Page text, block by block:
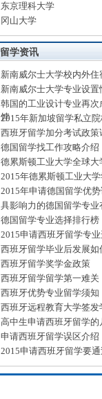
东京理科大学
冈山大学
留学资讯
新南威尔士大学校内外
新南威尔士大学专业设置
韩国的工业设计专业再
饽
2015年新加坡留学私立
西班牙留学加分考试政策
德国留学找工作攻略介绍
德累斯顿工业大学全球大
2015年德累斯顿工业大
2015年申请德国留学优
具影响力的德国留学专业
德国留学专业选择排行榜
2015申请西班牙留学专
西班牙留学毕业后发展如
西班牙留学奖学金政策
西班牙留学留学第一难关
西班牙优势专业留学须知
西班牙远程教育大学签发
高中生申请西班牙留学的
申请西班牙留学误区介绍
2015申请西班牙留学要